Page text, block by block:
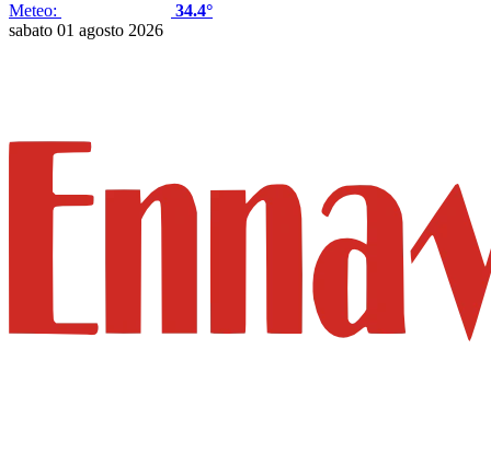
Meteo:
34.4°
sabato 01 agosto 2026